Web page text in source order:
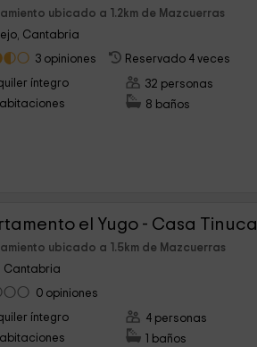
ubicado a 1.2km de Mazcuerras
Cantabria
3 opiniones
Reservado 4 veces
íntegro
32 personas
8 baños
el Yugo - Casa Tinuca
ubicado a 1.5km de Mazcuerras
Cantabria
0 opiniones
íntegro
4 personas
1 baños